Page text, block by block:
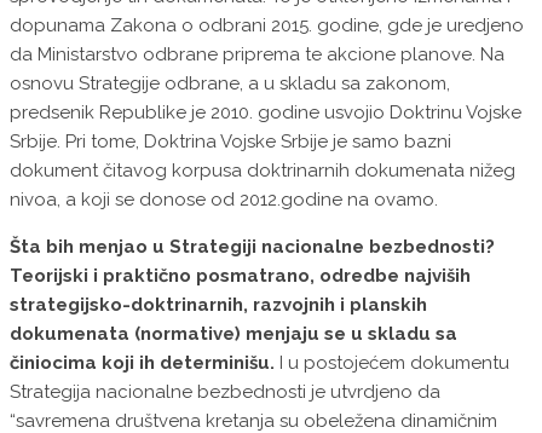
dopunama Zakona o odbrani 2015. godine, gde je uredjeno
da Ministarstvo odbrane priprema te akcione planove. Na
osnovu Strategije odbrane, a u skladu sa zakonom,
predsenik Republike je 2010. godine usvojio Doktrinu Vojske
Srbije. Pri tome, Doktrina Vojske Srbije je samo bazni
dokument čitavog korpusa doktrinarnih dokumenata nižeg
nivoa, a koji se donose od 2012.godine na ovamo.
Šta bih menjao u Strategiji nacionalne bezbednosti?
Teorijski i praktično posmatrano, odredbe najviših
strategijsko-doktrinarnih, razvojnih i planskih
dokumenata (normative) menjaju se u skladu sa
činiocima koji ih determinišu. I u postojećem dokumentu
Strategija nacionalne bezbednosti je utvrdjeno da
“savremena društvena kretanja su obeležena dinamičnim